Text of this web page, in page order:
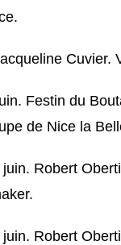
Cuvier.
Festin du
de Nice la
Robert
Robert